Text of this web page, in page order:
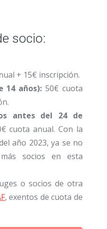
socio:
+ 15€ inscripción.
14 años): 50€ cuota
antes del 24 de
cuota anual. Con la
año 2023, ya se no
socios en esta
o socios de otra
, exentos de cuota de